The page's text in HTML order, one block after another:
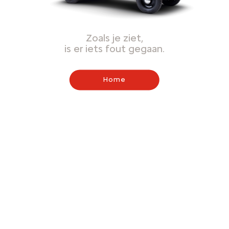
Zoals je ziet,
is er iets fout gegaan.
Home